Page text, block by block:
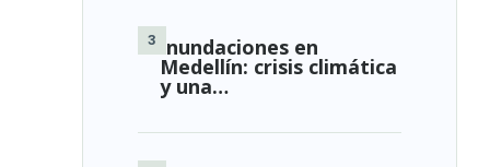
Inundaciones en
Medellín: crisis climática
y una…